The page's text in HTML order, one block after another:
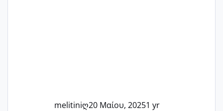
melitiniღ20 Μαίου, 20251 yr